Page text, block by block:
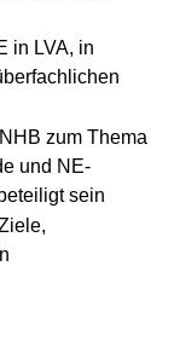
in LVA, in
zum Thema
und NE-
sein